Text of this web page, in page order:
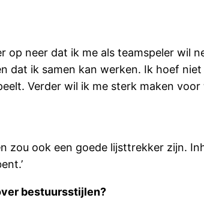
neer dat ik me als teamspeler wil
dat ik samen kan werken. Ik hoef
Verder wil ik me sterk maken
zou ook een goede lijsttrekker zijn.
bestuursstijlen?